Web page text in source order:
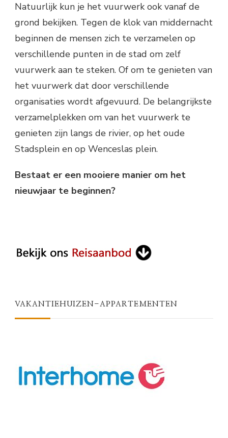
Natuurlijk kun je het vuurwerk ook vanaf de
grond bekijken. Tegen de klok van middernacht
beginnen de mensen zich te verzamelen op
verschillende punten in de stad om zelf
vuurwerk aan te steken. Of om te genieten van
het vuurwerk dat door verschillende
organisaties wordt afgevuurd. De belangrijkste
verzamelplekken om van het vuurwerk te
genieten zijn langs de rivier, op het oude
Stadsplein en op Wenceslas plein.
Bestaat er een mooiere manier om het
nieuwjaar te beginnen?
VAKANTIEHUIZEN-APPARTEMENTEN